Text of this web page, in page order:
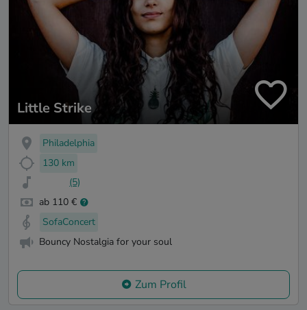
Little Strike
Philadelphia
130 km
(5)
ab 110 €
SofaConcert
Bouncy Nostalgia for your soul
Zum Profil